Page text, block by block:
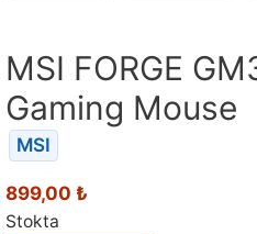
MSI FORGE
Gaming Mouse
MSI
899,00 ₺
Stokta